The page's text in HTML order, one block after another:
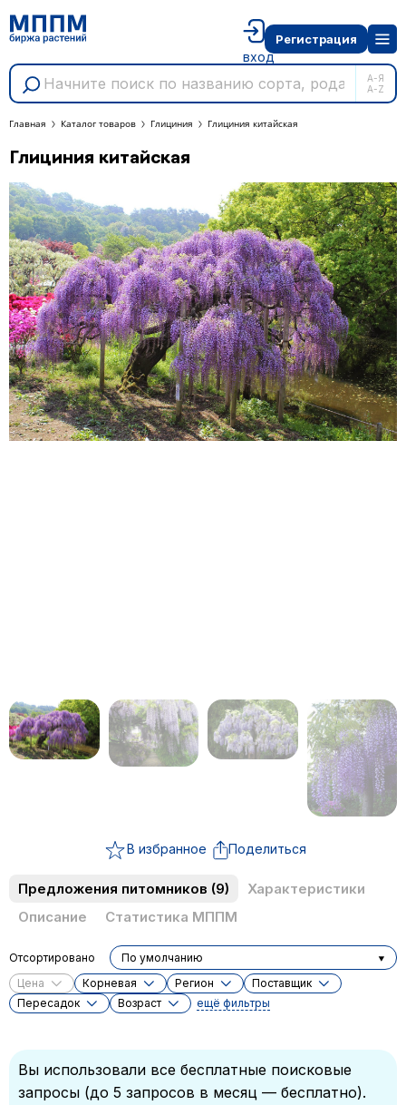
А-Я
A-Z
вход
Регистрация
Главная Каталог товаров Глициния Глициния китайская
Глициния китайская
В избранное Поделиться
Предложения питомников (9)
Характеристики
Описание
Статистика МППМ
Цена Корневая Регион
Поставщик
Пересадок
Возраст ещё фильтры
Отсортировано По умолчанию
Вы использовали все бесплатные поисковые
запросы (до 5 запросов в месяц — бесплатно).